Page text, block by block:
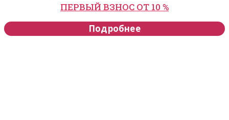
ПЕРВЫЙ ВЗНОС ОТ 10 %
Подробнее